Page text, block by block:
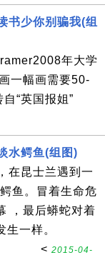
书少你别骗我(组
年大学
一幅画需要50-
“英国报姐”
水鳄鱼(组图)
在昆士兰遇到一
鱼。冒着生命危
，最后蟒蛇对着
没发生一样。
2015-04-